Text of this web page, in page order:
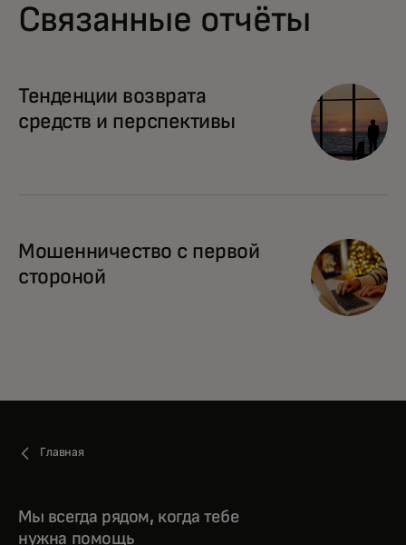
Связанные отчёты
Тенденции возврата
средств и перспективы
Мошенничество с первой
стороной
Главная
Мы всегда рядом, когда тебе
нужна помощь